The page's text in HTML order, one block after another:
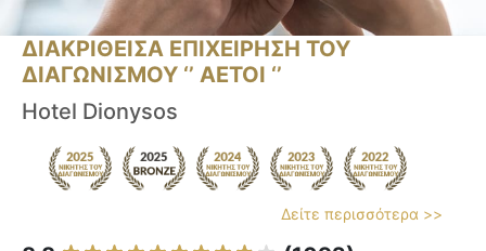
ΔΙΑΚΡΙΘΕΙΣΑ ΕΠΙΧΕΙΡΗΣΗ ΤΟΥ
ΔΙΑΓΩΝΙΣΜΟΥ ‘’ ΑΕΤΟΙ ‘’
Hotel Dionysos
Δείτε περισσότερα >>